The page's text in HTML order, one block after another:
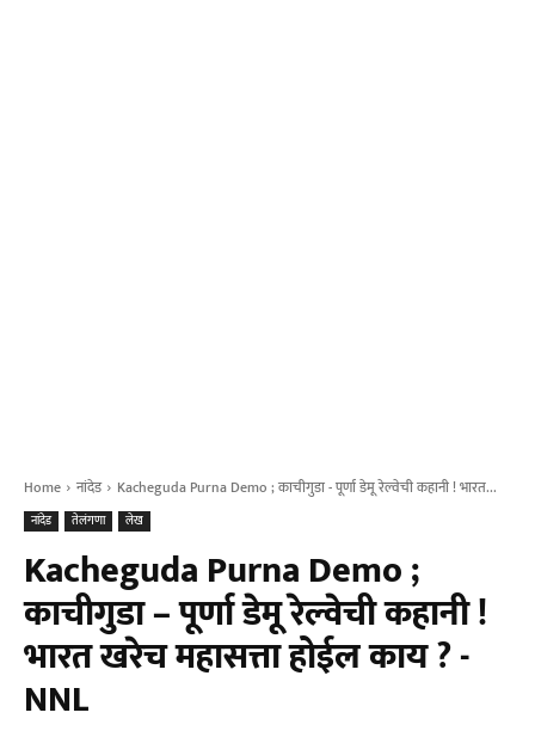
Home नांदेड Kacheguda Purna Demo ; काचीगुडा - पूर्णा डेमू रेल्वेची कहानी ! भारत...
नांदेड तेलंगणा लेख
Kacheguda Purna Demo ;
काचीगुडा – पूर्णा डेमू रेल्वेची कहानी !
भारत खरेच महासत्ता होईल काय ? -
NNL